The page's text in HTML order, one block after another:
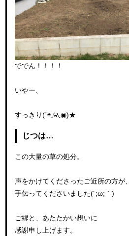
ででん！！！！
いやー、
すっきり(´◉◞౪◟◉)★
じつは…
この大量の草の処分。
声をかけてくださったご近所の方が、
手伝ってくださいました(´;ω;｀)
ご縁と、あたたかい想いに
感謝申し上げます。